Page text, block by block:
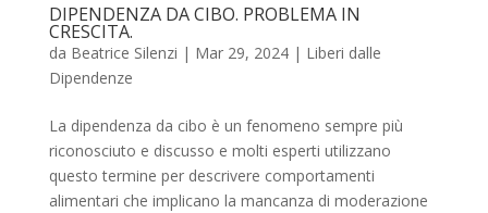
DIPENDENZA DA CIBO. PROBLEMA IN
CRESCITA.
da Beatrice Silenzi | Mar 29, 2024| Liberi dalle
Dipendenze
La dipendenza da cibo è un fenomeno sempre più
riconosciuto e discusso e molti esperti utilizzano
questo termine per descrivere comportamenti
alimentari che implicano la mancanza di moderazione